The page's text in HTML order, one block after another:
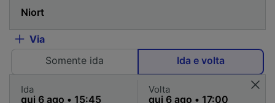
Via
Somente ida
Ida e volta
Ida Volta